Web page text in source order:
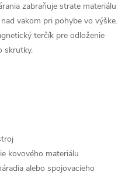
zabraňuje strate materiálu
vakom pri pohybe vo výške.
terčík pre odloženie
skrutky.
kovového materiálu
alebo spojovacieho